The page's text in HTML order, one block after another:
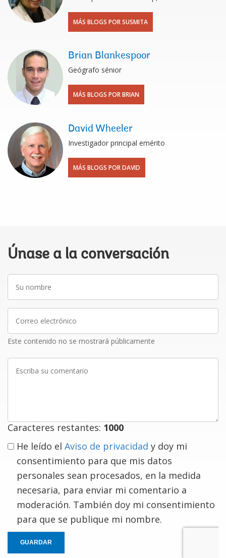
MÁS BLOGS POR SUSMITA
Brian Blankespoor
Geógrafo sénior
MÁS BLOGS POR BRIAN
David Wheeler
Investigador principal emérito
MÁS BLOGS POR DAVID
Únase a la conversación
Su
nombre
Correo
electrónico
Este contenido no se mostrará públicamente
Escriba
Caracteres restantes: 1000
He leído el Aviso de privacidad y doy mi
consentimiento para que mis datos
personales sean procesados, en la medida
necesaria, para enviar mi comentario a
moderación. También doy mi consentimiento
para que se publique mi nombre.
GUARDAR